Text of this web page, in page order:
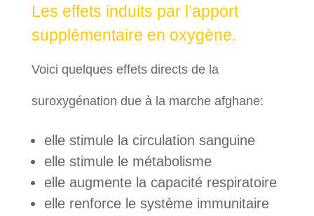
Les effets induits par l’apport
supplémentaire en oxygène.
Voici quelques effets directs de la
suroxygénation due à la marche afghane:
elle stimule la circulation sanguine
elle stimule le métabolisme
elle augmente la capacité respiratoire
elle renforce le système immunitaire